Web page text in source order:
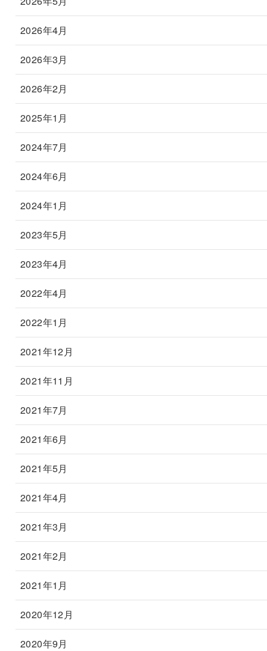
2026年4月
2026年3月
2026年2月
2025年1月
2024年7月
2024年6月
2024年1月
2023年5月
2023年4月
2022年4月
2022年1月
2021年12月
2021年11月
2021年7月
2021年6月
2021年5月
2021年4月
2021年3月
2021年2月
2021年1月
2020年12月
2020年9月